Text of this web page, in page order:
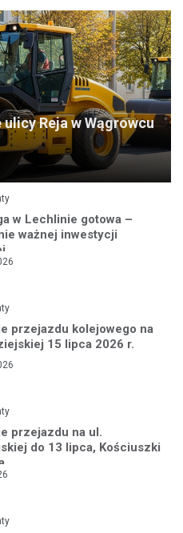
Reja w Wągrowcu
w Lechlinie gotowa –
ważnej inwestycji
przejazdu kolejowego na
15 lipca 2026 r.
przejazdu na ul.
do 13 lipca, Kościuszki